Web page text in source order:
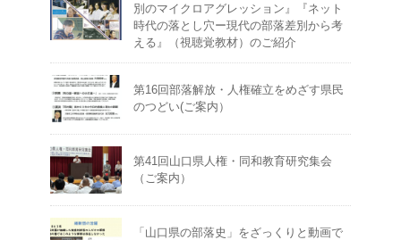
別のマイクロアグレッション』『ネット
時代の落とし穴ー現代の部落差別から考
える』（視聴覚教材）のご紹介
第16回部落解放・人権確立をめざす県民
のつどい(ご案内）
第41回山口県人権・同和教育研究集会
（ご案内）
「山口県の部落史」をざっくりと動画で